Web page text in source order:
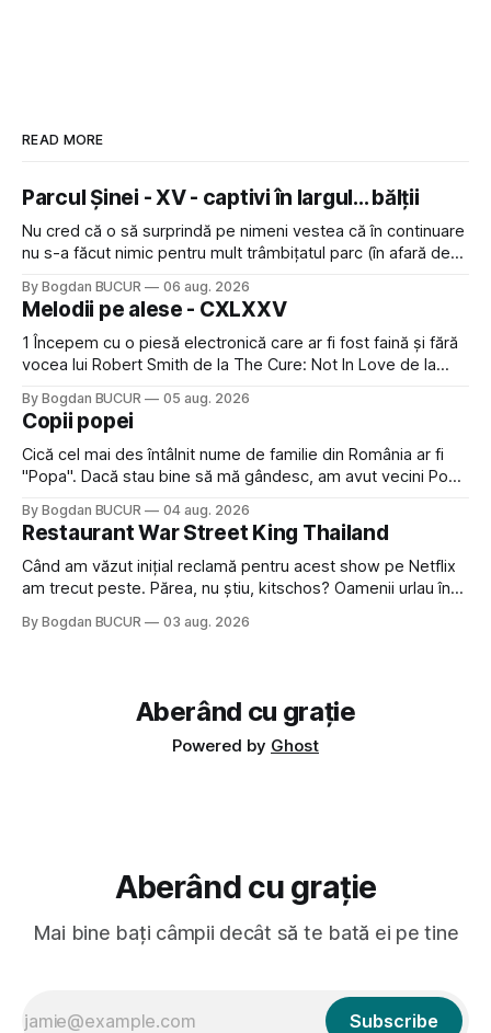
READ MORE
Parcul Șinei - XV - captivi în largul... bălții
Nu cred că o să surprindă pe nimeni vestea că în continuare
nu s-a făcut nimic pentru mult trâmbițatul parc (în afară de
timp pui și latră prin gard la lumea care trece prin zonă). Am
avut, în schimb, o belea
By Bogdan BUCUR 06 aug. 2026
Melodii pe alese - CXLXXV
1 Începem cu o piesă electronică care ar fi fost faină și fără
vocea lui Robert Smith de la The Cure: Not In Love de la
a dovedit că jumătatea masculină a acelui duo era cam
dubioasă...) 2. Băgăm la
By Bogdan BUCUR 05 aug. 2026
Copii popei
Cică cel mai des întâlnit nume de familie din România ar fi
"Popa". Dacă stau bine să mă gândesc, am avut vecini Popa
Dexonline spune de etimologia termenului de popă că ar
veni din slava veche, popŭ,
By Bogdan BUCUR 04 aug. 2026
Restaurant War Street King Thailand
Când am văzut inițial reclamă pentru acest show pe Netflix
am trecut peste. Părea, nu știu, kitschos? Oamenii urlau în
fine dining din alte show-uri... așa că am zis pas. Apoi ceva,
By Bogdan BUCUR 03 aug. 2026
Aberând cu grație
Powered by Ghost
Aberând cu grație
Mai bine bați câmpii decât să te bată ei pe tine
Subscribe